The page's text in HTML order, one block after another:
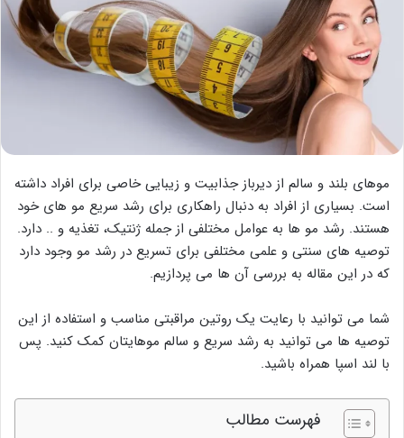
موهای بلند و سالم از دیرباز جذابیت و زیبایی خاصی برای افراد داشته
است. بسیاری از افراد به دنبال راهکاری برای رشد سریع مو های خود
هستند. رشد مو ها به عوامل مختلفی از جمله ژنتیک، تغذیه و .. دارد.
توصیه های سنتی و علمی مختلفی برای تسریع در رشد مو وجود دارد
که در این مقاله به بررسی آن ها می پردازیم.
شما می توانید با رعایت یک روتین مراقبتی مناسب و استفاده از این
توصیه ها می توانید به رشد سریع و سالم موهایتان کمک کنید. پس
با لند اسپا همراه باشید.
فهرست مطالب